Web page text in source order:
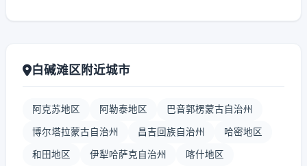
白碱滩区附近城市
阿克苏地区 阿勒泰地区 巴音郭楞蒙古自治州
博尔塔拉蒙古自治州 昌吉回族自治州 哈密地区
和田地区 伊犁哈萨克自治州 喀什地区